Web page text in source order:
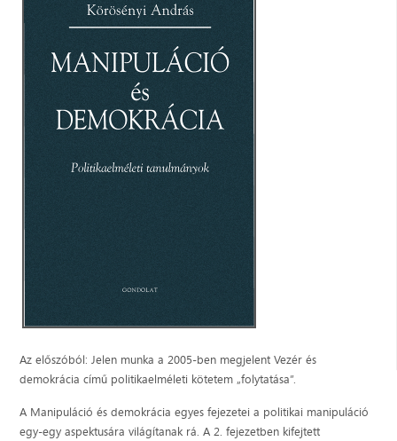
Az előszóból: Jelen munka a 2005-ben megjelent Vezér és
demokrácia című politikaelméleti kötetem „folytatása”.
A Manipuláció és demokrácia egyes fejezetei a politikai manipuláció
egy-egy aspektusára világítanak rá. A 2. fejezetben kifejtett